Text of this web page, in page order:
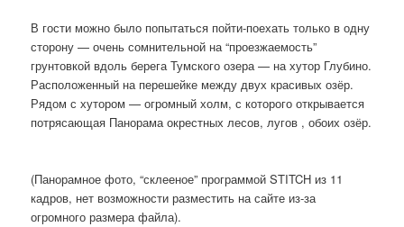
В гости можно было попытаться пойти-поехать только в одну
сторону — очень сомнительной на “проезжаемость”
грунтовкой вдоль берега Тумского озера — на хутор Глубино.
Расположенный на перешейке между двух красивых озёр.
Рядом с хутором — огромный холм, с которого открывается
потрясающая Панорама окрестных лесов, лугов , обоих озёр.
(Панорамное фото, “склееное” программой STITCH из 11
кадров, нет возможности разместить на сайте из-за
огромного размера файла).